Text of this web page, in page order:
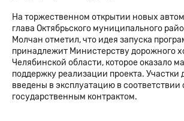
На торжественном открытии новых
глава Октябрьского муниципального
Молчан отметил, что идея запуска
принадлежит Министерству дорожного
Челябинской области, которое оказало
поддержку реализации проекта. Участки
введены в эксплуатацию в соответствии
государственным контрактом.